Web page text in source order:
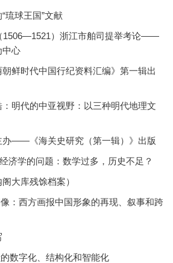
琉球王国”文献
1506—1521）浙江市舶司提举考论——
中心
鲜时代中国行纪资料汇编》第一辑出
明代的中亚视野：以三种明代地理文
办——《海关史研究（第一辑）》出版
济学的问题：数学过多，历史不足？
大库残馀档案）
：西方画报中国形象的再现、叙事和跨
数字化、结构化和智能化